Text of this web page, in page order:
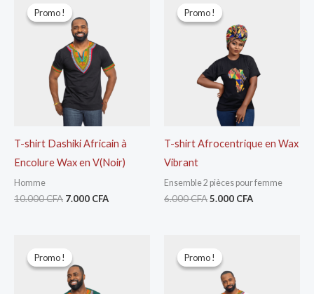
Promo !
Promo !
T-shirt Dashiki Africain à
Encolure Wax en V(Noir)
Homme
10.000CFA
initial
était :
10.000 CFA.
7.000 CFA
Promo !
Promo !
T-shirt Afrocentrique en Wax
Vibrant
Ensemble 2 pièces pour femme
6.000CFA
prix
initial
était :
6.000 CFA.
5.000 CFA
Promo !
Promo !
initial
était :
10.000 CFA.
Promo !
Promo !
initial
était :
12.000 CFA.